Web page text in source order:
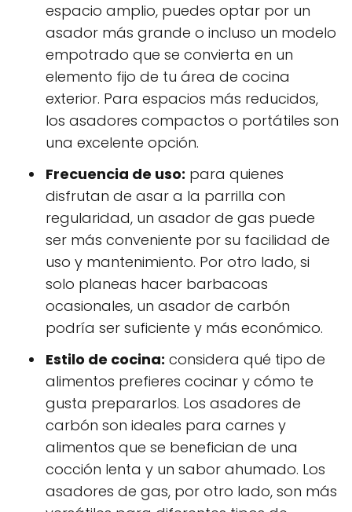
espacio amplio, puedes optar por un
asador más grande o incluso un modelo
empotrado que se convierta en un
elemento fijo de tu área de cocina
exterior. Para espacios más reducidos,
los asadores compactos o portátiles son
una excelente opción.
Frecuencia de uso: para quienes
disfrutan de asar a la parrilla con
regularidad, un asador de gas puede
ser más conveniente por su facilidad de
uso y mantenimiento. Por otro lado, si
solo planeas hacer barbacoas
ocasionales, un asador de carbón
podría ser suficiente y más económico.
Estilo de cocina: considera qué tipo de
alimentos prefieres cocinar y cómo te
gusta prepararlos. Los asadores de
carbón son ideales para carnes y
alimentos que se benefician de una
cocción lenta y un sabor ahumado. Los
asadores de gas, por otro lado, son más